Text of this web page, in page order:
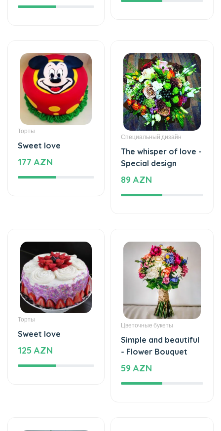
Торты
Sweet love
177 AZN
Специальный дизайн
The whisper of love -
Special design
89 AZN
Торты
Sweet love
125 AZN
Цветочные букеты
Simple and beautiful
- Flower Bouquet
59 AZN